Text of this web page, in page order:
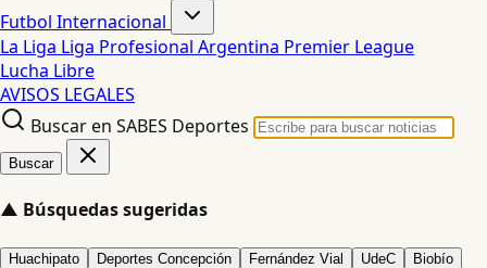
Futbol Internacional
La Liga Liga Profesional Argentina Premier League
Lucha Libre
AVISOS LEGALES
Buscar en SABES Deportes
Buscar
▲ Búsquedas sugeridas
Huachipato Deportes Concepción Fernández Vial UdeC Biobío